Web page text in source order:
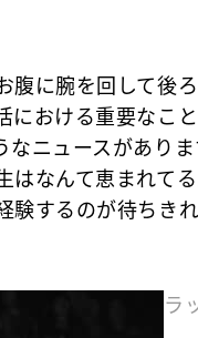
に腕を回して後
おける重要なこ
ニュースがあり
なんて恵まれて
験するのが待ちき
ラ